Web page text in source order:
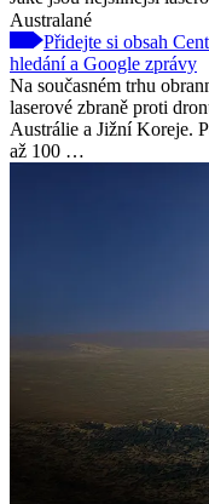
Australané
Přidejte si obsah
hledání a Google zprávy
Na současném trhu
laserové zbraně proti
Austrálie a Jižní Koreje.
až 100 …